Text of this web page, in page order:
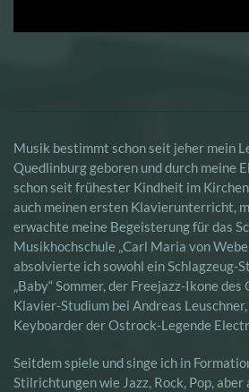
Musik bestimmt schon seit jeher mein
Quedlinburg geboren und durch meine
schon seit frühester Kindheit im
auch meinen ersten Klavierunterricht,
erwachte meine Begeisterung für das
Musikhochschule „Carl Maria von
absolvierte ich sowohl ein Schlagzeug-
„Baby“ Sommer, der Freejazz-Ikone des
Klavier-Studium bei Andreas
Keyboarder der Ostrock-Legende
Seitdem spiele und singe ich in
Stilrichtungen wie Jazz, Rock, Pop, aber